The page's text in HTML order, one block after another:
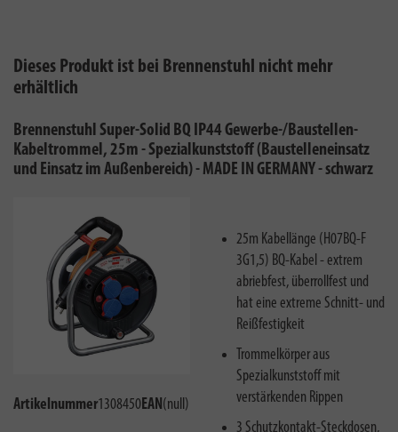
Dieses Produkt ist bei Brennenstuhl nicht mehr
erhältlich
Brennenstuhl Super-Solid BQ IP44 Gewerbe-/Baustellen-
Kabeltrommel, 25m - Spezialkunststoff (Baustelleneinsatz
und Einsatz im Außenbereich) - MADE IN GERMANY - schwarz
Artikelnummer1308450EAN(null)
25m Kabellänge (H07BQ-F
3G1,5) BQ-Kabel - extrem
abriebfest, überrollfest und
hat eine extreme Schnitt- und
Reißfestigkeit
Trommelkörper aus
Spezialkunststoff mit
verstärkenden Rippen
3 Schutzkontakt-Steckdosen,